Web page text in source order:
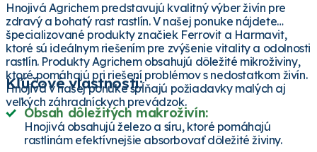
Hnojivá Agrichem predstavujú kvalitný výber živín pre
zdravý a bohatý rast rastlín. V našej ponuke nájdete
špecializované produkty značiek Ferrovit a Harmavit,
ktoré sú ideálnym riešením pre zvýšenie vitality a odolnosti
rastlín. Produkty Agrichem obsahujú dôležité mikroživiny,
ktoré pomáhajú pri riešení problémov s nedostatkom živín.
Hnojivá v našej ponuke spĺňajú požiadavky malých aj
veľkých záhradníckych prevádzok.
Kľúčové vlastnosti:
Obsah dôležitých makroživín:
Hnojivá obsahujú železo a síru, ktoré pomáhajú
rastlinám efektívnejšie absorbovať dôležité živiny.